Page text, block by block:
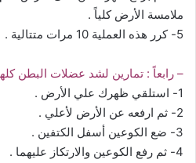
ملامسة الأرض كلياً .
5- كرر هذه العملية 10 مرات متتالية .
– رابعاً : تمارين لشد عضلات البطن
1- استلقي ظهرك علي الأرض .
2- ثم ارفعه عن الأرض لأعلي .
3- ضع الكوعين أسفل الكتفين .
4- ثم رفع الكوعين والارتكاز عليهما .